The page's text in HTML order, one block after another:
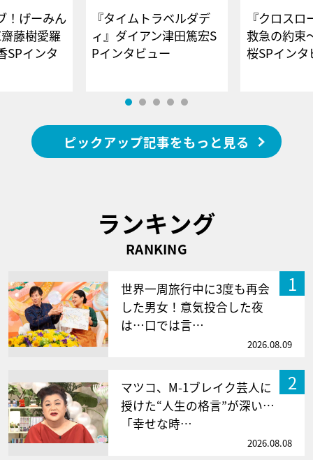
！げーみん
藤樹愛羅
SPインタ
『タイムトラベルダデ
ィ』ダイアン津田篤宏S
Pインタビュー
『クロス
救急の約束
桜SPイ
ピックアップ記事をもっと見る
ランキング
RANKING
1
世界一周旅行中に3度も再会
した男女！意気投合した夜
は…口では言…
2026.08.09
2
マツコ、M-1ブレイク芸人に
授けた“人生の格言”が深い…
「幸せな時…
2026.08.08